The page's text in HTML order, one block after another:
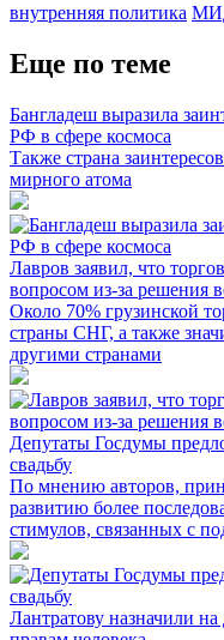
внутренняя политика
Еще по теме
Бангладеш выразила
РФ в сфере космоса
Также страна
мирного атома
Лавров заявил, что
вопросом из-за решения
Около 70% грузинской
страны СНГ, а также
другими странами
Депутаты Госдумы
свадьбу
По мнению авторов,
развитию более
стимулов, связанных с
Лантратову назначили